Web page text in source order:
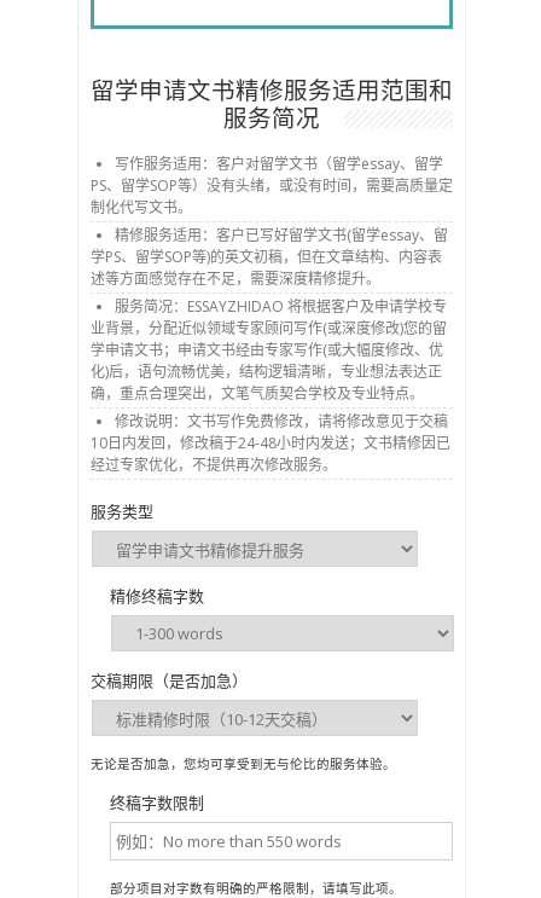
留学申请文书精修服务适用范围和
服务简况
写作服务适用：客户对留学文书（留学essay、留学
PS、留学SOP等）没有头绪，或没有时间，需要高质量定
制化代写文书。
精修服务适用：客户已写好留学文书(留学essay、留
学PS、留学SOP等)的英文初稿，但在文章结构、内容表
述等方面感觉存在不足，需要深度精修提升。
服务简况：ESSAYZHIDAO 将根据客户及申请学校专
业背景，分配近似领域专家顾问写作(或深度修改)您的留
学申请文书；申请文书经由专家写作(或大幅度修改、优
化)后，语句流畅优美，结构逻辑清晰，专业想法表达正
确，重点合理突出，文笔气质契合学校及专业特点。
修改说明：文书写作免费修改，请将修改意见于交稿
10日内发回，修改稿于24-48小时内发送；文书精修因已
经过专家优化，不提供再次修改服务。
服务类型
精修终稿字数
交稿期限（是否加急）
无论是否加急，您均可享受到无与伦比的服务体验。
终稿字数限制
部分项目对字数有明确的严格限制，请填写此项。